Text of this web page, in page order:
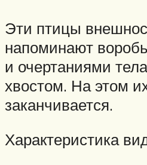
Эти птицы
напоминают
и очертаниями
хвостом. На этом
заканчивается.
Характеристика